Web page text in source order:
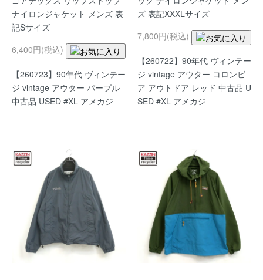
ナイロンジャケット メンズ 表
記Sサイズ
6,400円(税込)
【260723】90年代 ヴィンテー
ジ vintage アウター パープル
中古品 USED #XL アメカジ
ズ 表記XXXLサイズ
7,800円(税込)
【260722】90年代 ヴィンテー
ジ vintage アウター コロンビ
ア アウトドア レッド 中古品 U
SED #XL アメカジ